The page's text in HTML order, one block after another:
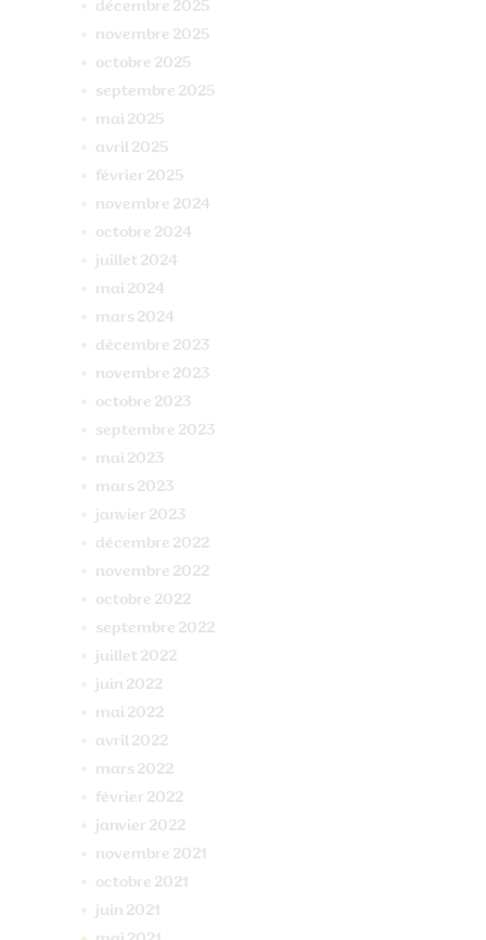
décembre 2025
novembre 2025
octobre 2025
septembre 2025
mai 2025
avril 2025
février 2025
novembre 2024
octobre 2024
juillet 2024
mai 2024
mars 2024
décembre 2023
novembre 2023
octobre 2023
septembre 2023
mai 2023
mars 2023
janvier 2023
décembre 2022
novembre 2022
octobre 2022
septembre 2022
juillet 2022
juin 2022
mai 2022
avril 2022
mars 2022
février 2022
janvier 2022
novembre 2021
octobre 2021
juin 2021